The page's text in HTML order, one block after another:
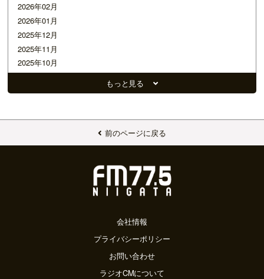
2026年02月
2026年01月
2025年12月
2025年11月
2025年10月
2025年09月
2025年08月
2025年06月
2025年04月
もっと見る
前のページに戻る
会社情報
プライバシーポリシー
お問い合わせ
ラジオCMについて